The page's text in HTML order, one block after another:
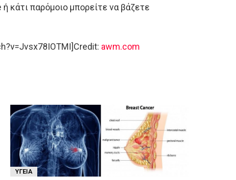
κάτι παρόμοιο μπορείτε να βάζετε
awm.com
ΥΓΕΊΑ